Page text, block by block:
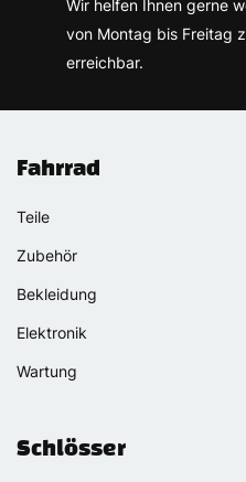
Wir helfen Ihnen gerne
von Montag bis Freitag
erreichbar.
Fahrrad
Teile
Zubehör
Bekleidung
Elektronik
Wartung
Schlösser